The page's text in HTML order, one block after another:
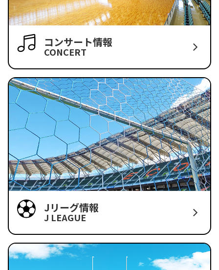
コンサート情報
CONCERT
Jリーグ情報
J LEAGUE